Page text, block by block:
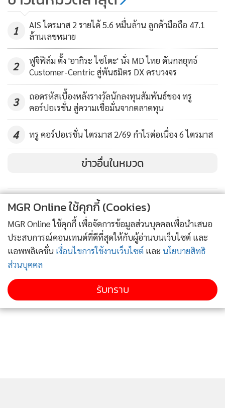
3BB Fiber อยู่แล้วสามารถทำการปรับแพ็กเกจได้โดยติดต่อสาม
บีบีช็อปทั่วประเทศ หรือทำด้วยตนเองผ่านแอพพลิเคชั่น 3BB
Member เมื่อลงทะเบียน / Log-in แล้วเข้าไปที่เมนู “แพ็กเกจ
ของฉัน” เพื่อเลือกแพ็กเกจที่ต้องการ ศึกษารายละเอียดได้ที่
https://www.3bb.co.th/3bb/memberซึ่งการออกแพ็กเกจใหม่
พร้อมคอนเทนต์แบบจัดเต็มในครั้งนี้จะสามารถเพิ่มจำนวน
ลูกค้า เป็นการเพิ่มช่องทางรายได้ใหม่ และลดการยกเลิกได้เป็น
อย่างดี บริษัทฯ ตั้งเป้าจะมีผู้ใช้บริการอินเทอร์เน็ตทั้งหมด 5 ล้าน
ราย และมีจำนวนผู้ใช้บริการ 3BB TV จำนวน 3 ล้านราย ภายใน
5 ปี ซึ่งจะทำให้บริษัทฯมีรายได้ 5 หมื่นล้านบาท เป็นรายได้จาก
บริการบรอดแบนด์ 4 หมื่นล้านบาท บริการ IPTV และ Media
อีก 1 หมื่นล้านบาท บริษัทฯ คิดว่าการร่วมมือครั้งนี้จะเป็นการ
บาท
575
Weekend)
1
AIS ไตรมาส 2 รายได้ 5.6 หมื่นล้าน ลูกค้ามือถือ 47.1
ล้านเลขหมาย
2
ฟูจิฟิล์ม ตั้ง 'อากิระ ไซโตะ' นั่ง MD ไทย ดันกลยุทธ์
Customer-Centric สู่พันธมิตร DX ครบวงจร
3
ถอดรหัสเบื้องหลังรางวัลนักลงทุนสัมพันธ์ของ ทรู
คอร์ปอเรชั่น สู่ความเชื่อมั่นจากตลาดทุน
4 ทรู คอร์ปอเรชั่น ไตรมาส 2/69 กำไรต่อเนื่อง 6 ไตรมาส
ข่าวอื่นในหมวด
MGR Online ใช้คุกกี้ (Cookies)
MGR Online ใช้คุกกี้ เพื่อจัดการข้อมูลส่วนบุคคลเพื่อนำเสนอ
ประสบการณ์คอนเทนต์ที่ดีที่สุดให้กับผู้อ่านบนเว็บไซต์ และ
แอพพลิเคชั่น เงื่อนไขการใช้งานเว็บไซต์ และ นโยบายสิทธิ
ส่วนบุคคล
รับทราบ